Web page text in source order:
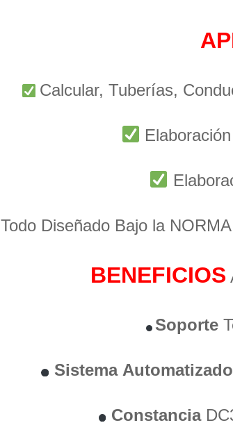
Calcular, Tuberías,
Todo Diseñado Bajo la
BENEFICIOS
Soporte
Sistema Automatizado
Constancia